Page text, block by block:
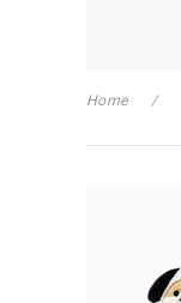
Home